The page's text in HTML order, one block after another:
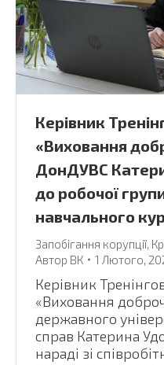
Керівник
«Виховання
ДонДУВС
до робочої
навчального
Запобігання корупції,
Автор ВК 1 Лютого,
Керівник
«Виховання
державного
справ Катерина
нараді зі